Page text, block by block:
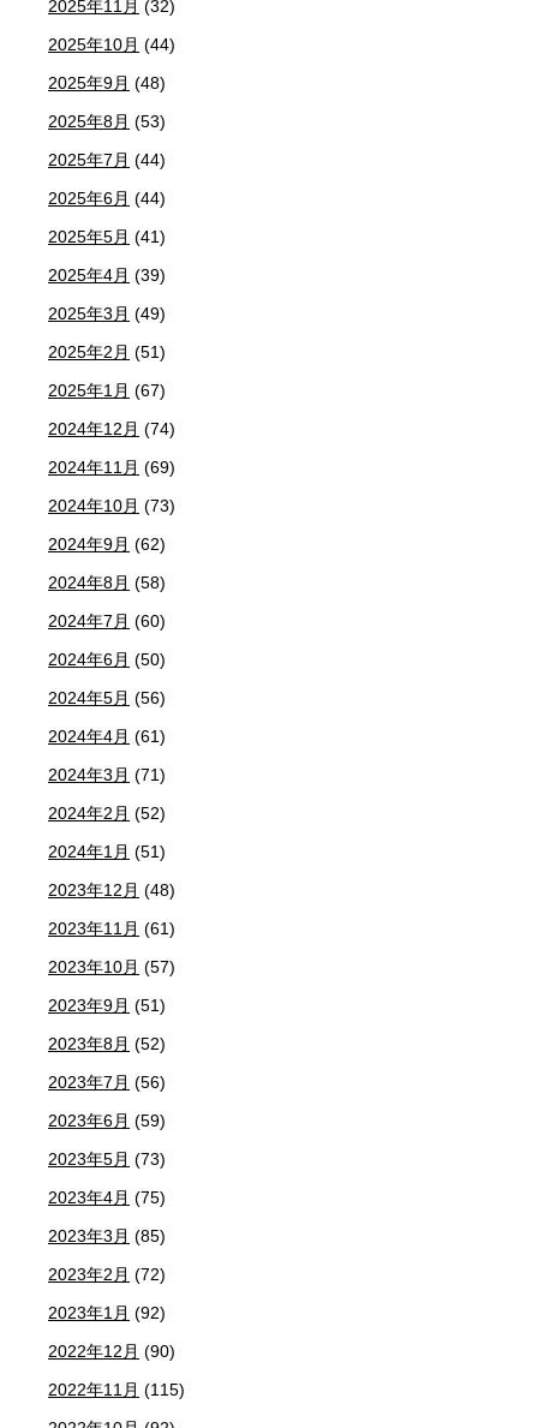
2025年11月 (32)
2025年10月 (44)
2025年9月 (48)
2025年8月 (53)
2025年7月 (44)
2025年6月 (44)
2025年5月 (41)
2025年4月 (39)
2025年3月 (49)
2025年2月 (51)
2025年1月 (67)
2024年12月 (74)
2024年11月 (69)
2024年10月 (73)
2024年9月 (62)
2024年8月 (58)
2024年7月 (60)
2024年6月 (50)
2024年5月 (56)
2024年4月 (61)
2024年3月 (71)
2024年2月 (52)
2024年1月 (51)
2023年12月 (48)
2023年11月 (61)
2023年10月 (57)
2023年9月 (51)
2023年8月 (52)
2023年7月 (56)
2023年6月 (59)
2023年5月 (73)
2023年4月 (75)
2023年3月 (85)
2023年2月 (72)
2023年1月 (92)
2022年12月 (90)
2022年11月 (115)